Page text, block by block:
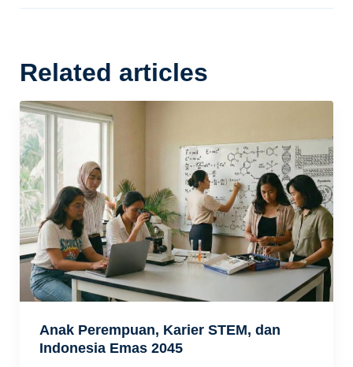
Related articles
Anak Perempuan, Karier STEM, dan
Indonesia Emas 2045